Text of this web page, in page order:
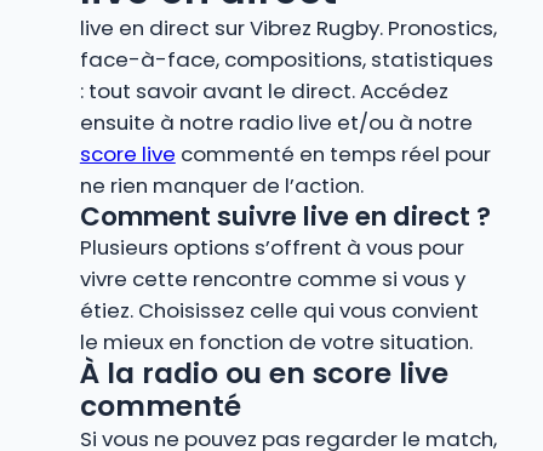
live en direct sur Vibrez Rugby. Pronostics,
face-à-face, compositions, statistiques
: tout savoir avant le direct. Accédez
ensuite à notre radio live et/ou à notre
score live commenté en temps réel pour
ne rien manquer de l’action.
Comment suivre live en direct ?
Plusieurs options s’offrent à vous pour
vivre cette rencontre comme si vous y
étiez. Choisissez celle qui vous convient
le mieux en fonction de votre situation.
À la radio ou en score live
commenté
Si vous ne pouvez pas regarder le match,